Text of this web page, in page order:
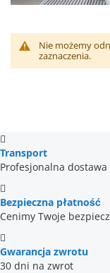
Nie możemy
zaznaczenia.
Transport
Profesjonalna dostawa
Bezpieczna płatność
Cenimy Twoje
Gwarancja zwrotu
30 dni na zwrot